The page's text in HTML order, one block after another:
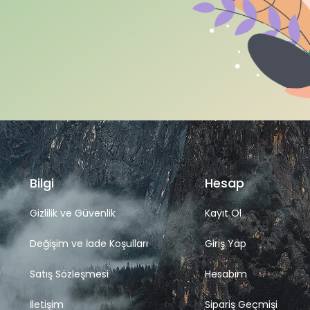
Bilgi
Gizlilik ve Güvenlik
Değişim ve İade Koşulları
Satış Sözleşmesi
İletişim
Hesap
Kayıt Ol
Giriş Yap
Hesabım
Sipariş Geçmişi